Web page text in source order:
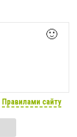
🙂
Правилами сайту